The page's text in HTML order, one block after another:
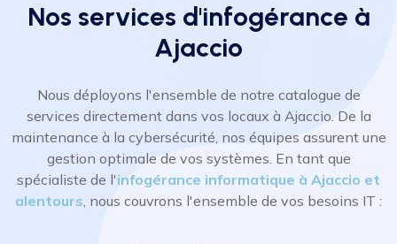
Nos services d'infogérance à
Ajaccio
Nous déployons l'ensemble de notre catalogue de
services directement dans vos locaux à Ajaccio. De la
maintenance à la cybersécurité, nos équipes assurent une
gestion optimale de vos systèmes. En tant que
spécialiste de l'infogérance informatique à Ajaccio et
alentours, nous couvrons l'ensemble de vos besoins IT :